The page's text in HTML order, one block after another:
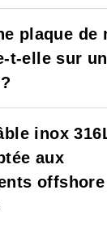
plaque de
t-elle sur
inox
aux